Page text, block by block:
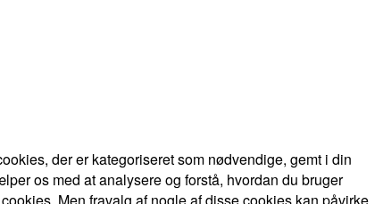
der er kategoriseret som nødvendige, gemt i din
os med at analysere og forstå, hvordan du bruger